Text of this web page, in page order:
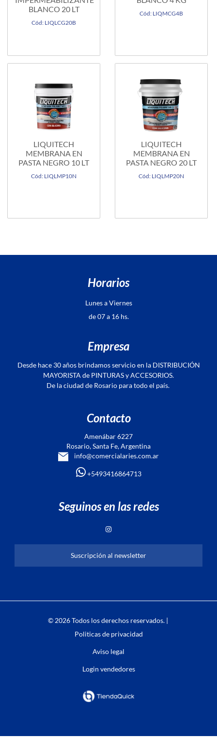
BLANCO 20 LT
Cód: LIQLCG20B
Cód: LIQMCG4B
LIQUITECH
MEMBRANA EN
PASTA NEGRO 10 LT
Cód: LIQLMP10N
LIQUITECH
MEMBRANA EN
PASTA NEGRO 20 LT
Cód: LIQLMP20N
Horarios
Lunes a Viernes
de 07 a 16 hs.
Empresa
Desde hace 30 años brindamos servicio en la DISTRIBUCIÓN
MAYORISTA de PINTURAS y ACCESORIOS.
De la ciudad de Rosario para todo el país.
Contacto
Amenábar 6227
Rosario, Santa Fe, Argentina
info@comercialaries.com.ar
+5493416864713
Seguinos en las redes
Suscripción al newsletter
© 2026 Todos los derechos reservados. |
Politicas de privacidad
Aviso legal
Login vendedores